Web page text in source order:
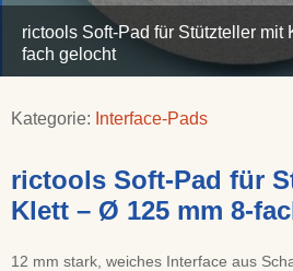
rictools Soft-Pad für Stützteller mit
fach gelocht
Kategorie: Interface-Pads
rictools Soft-Pad für
Klett – Ø 125 mm 8-
12 mm stark, weiches Interface aus